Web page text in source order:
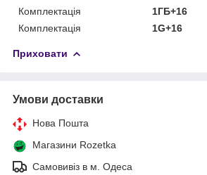
Комплектація
1ГБ+16
Комплектація
1G+16
Приховати
Умови доставки
Нова Пошта
Магазини Rozetka
Самовивіз в м. Одеса